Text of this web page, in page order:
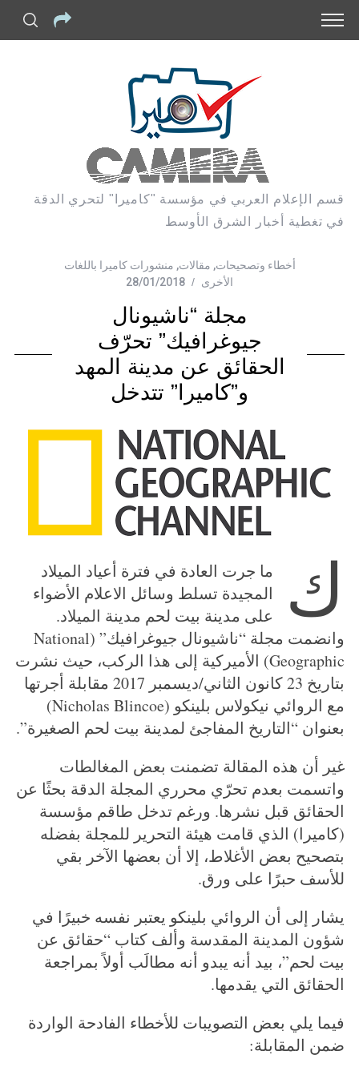
قسم الإعلام العربي في مؤسسة "كاميرا" لتحري الدقة
في تغطية أخبار الشرق الأوسط
أخطاء وتصحيحات, مقالات, منشورات كاميرا باللغات
الأخرى
28/01/2018
مجلة “ناشيونال
جيوغرافيك” تحرّف
الحقائق عن مدينة المهد
و”كاميرا” تتدخل
ك
ما جرت العادة في فترة أعياد الميلاد
المجيدة تسلط وسائل الاعلام الأضواء
على مدينة بيت لحم مدينة الميلاد.
وانضمت مجلة “ناشيونال جيوغرافيك” (National
Geographic) الأميركية إلى هذا الركب، حيث نشرت
بتاريخ 23 كانون الثاني/ديسمبر 2017 مقابلة أجرتها
مع الروائي نيكولاس بلينكو (Nicholas Blincoe)
بعنوان “التاريخ المفاجئ لمدينة بيت لحم الصغيرة”.
غير أن هذه المقالة تضمنت بعض المغالطات
واتسمت بعدم تحرّي محرري المجلة الدقة بحثًا عن
الحقائق قبل نشرها. ورغم تدخل طاقم مؤسسة
(كاميرا) الذي قامت هيئة التحرير للمجلة بفضله
بتصحيح بعض الأغلاط، إلا أن بعضها الآخر بقي
للأسف حبرًا على ورق.
يشار إلى أن الروائي بلينكو يعتبر نفسه خبيرًا في
شؤون المدينة المقدسة وألف كتاب “حقائق عن
بيت لحم”، بيد أنه يبدو أنه مطالَب أولاً بمراجعة
الحقائق التي يقدمها.
فيما يلي بعض التصويبات للأخطاء الفادحة الواردة
ضمن المقابلة: